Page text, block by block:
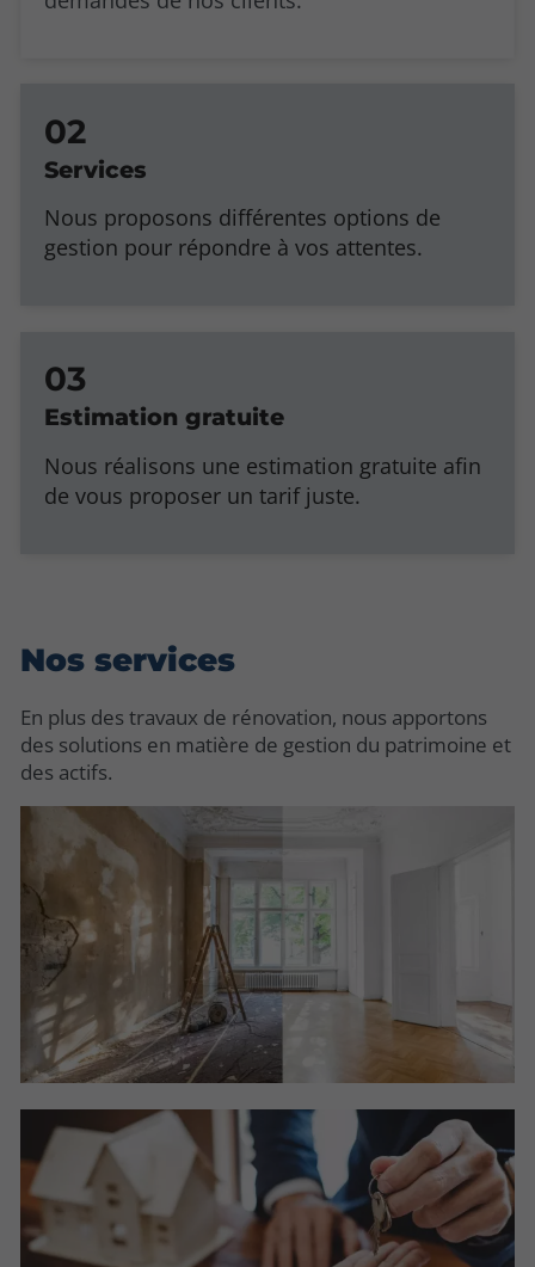
Services
Nous proposons différentes options de
gestion pour répondre à vos attentes.
Estimation gratuite
Nous réalisons une estimation gratuite afin
de vous proposer un tarif juste.
Nos services
En plus des travaux de rénovation, nous apportons
des solutions en matière de gestion du patrimoine et
des actifs.